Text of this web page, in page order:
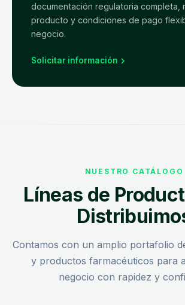
documentación regulatoria completa,
producto y condiciones de pago
negocio.
Solicitar información
NUESTRO CATÁLOGO
Líneas de
Contamos con un amplio portafolio
y productos farmacéuticos para
negocio con rapidez y